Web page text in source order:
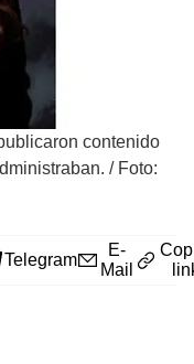
contenido
/ Foto:
Telegram
E-
Mail